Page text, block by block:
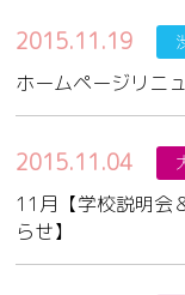
2015.11.19
ホームページリニ
2015.11.04
11月【学校説明会
らせ】